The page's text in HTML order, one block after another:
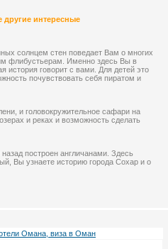
другие интересные
солнцем стен поведает Вам о многих
флибустьерам. Именно здесь Вы в
история говорит с вами. Для детей это
почувствовать себя пиратом и
и головокружительное сафари на
и реках и возможность сделать
построен англичанами. Здесь
Вы узнаете историю города Сохар и о
Омана, виза в Оман